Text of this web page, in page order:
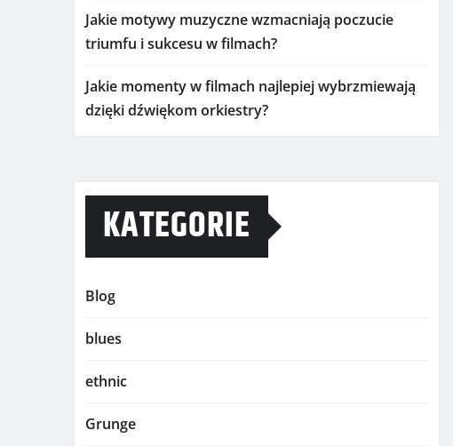
Jakie motywy muzyczne wzmacniają poczucie
triumfu i sukcesu w filmach?
Jakie momenty w filmach najlepiej wybrzmiewają
dzięki dźwiękom orkiestry?
KATEGORIE
Blog
blues
ethnic
Grunge